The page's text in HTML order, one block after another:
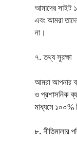
আমাদের সাইট
এবং আমরা
না।
৭. তথ্য সুরক্ষা
আমরা আপনার
ও প্রশাসনিক
মাধ্যমে ১০০%
৮. নীতিমালার